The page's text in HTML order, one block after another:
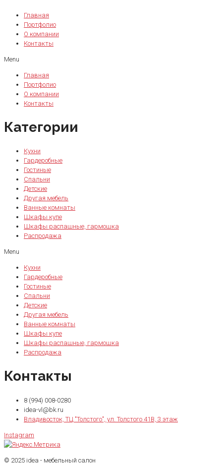
Главная
Портфолио
О компании
Контакты
Menu
Главная
Портфолио
О компании
Контакты
Категории
Кухни
Гардеробные
Гостиные
Спальни
Детские
Другая мебель
Ванные комнаты
Шкафы купе
Шкафы распашные, гармошка
Распродажа
Menu
Кухни
Гардеробные
Гостиные
Спальни
Детские
Другая мебель
Ванные комнаты
Шкафы купе
Шкафы распашные, гармошка
Распродажа
Контакты
8 (994) 008-0280
idea-vl@bk.ru
Владивосток, ТЦ "Толстого", ул. Толстого 41В, 3 этаж
Instagram
© 2025 idea - мебельный салон